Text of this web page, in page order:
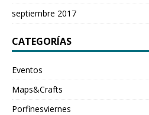
septiembre 2017
CATEGORÍAS
Eventos
Maps&Crafts
Porfinesviernes